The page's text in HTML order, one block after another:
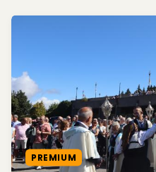
PREMIUM